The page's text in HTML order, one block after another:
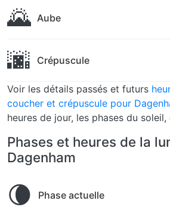
🌄 Aube
🌆 Crépuscule
Voir les détails passés et futurs
coucher et crépuscule pour
heures de jour, les phases du
Phases et heures de la
Dagenham
🌘 Phase actuelle